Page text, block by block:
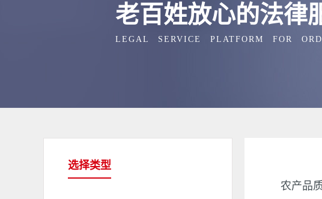
老百姓放心的法律
LEGAL SERVICE PLATFORM FOR
选择类型
农产品